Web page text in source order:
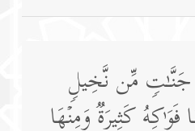
جَنَّـٰتࣲ مِّن نَّخِیلࣲ
ٰ⁠كِهُ كَثِیرَةࣱ وَمِنۡهَا